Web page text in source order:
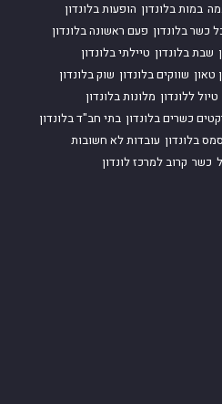
במות בלונדון הופעות בלונדון
כשר בלונדון פעם ראשונה בלונדון
שבת בלונדון טיילתי בלונדון
טאון שווקים בלונדון שוק בלונדון
טיול ללונדון מלונות בלונדון
כשרים בלונדון בתי חב"ד בלונדון
בלונדון עובדות לא חשובות
כשר קרוב למרכז לונדון